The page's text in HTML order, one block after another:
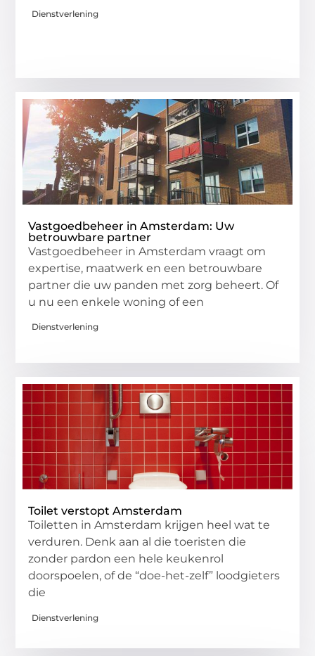
Dienstverlening
Vastgoedbeheer in Amsterdam: Uw
betrouwbare partner
Vastgoedbeheer in Amsterdam vraagt om
expertise, maatwerk en een betrouwbare
partner die uw panden met zorg beheert. Of
u nu een enkele woning of een
Dienstverlening
Toilet verstopt Amsterdam
Toiletten in Amsterdam krijgen heel wat te
verduren. Denk aan al die toeristen die
zonder pardon een hele keukenrol
doorspoelen, of de “doe-het-zelf” loodgieters
die
Dienstverlening